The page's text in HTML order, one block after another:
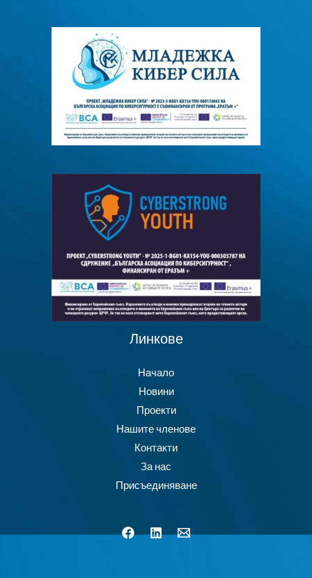
Линкове
Начало
Новини
Проекти
Нашите членове
Контакти
За нас
Присъединяване